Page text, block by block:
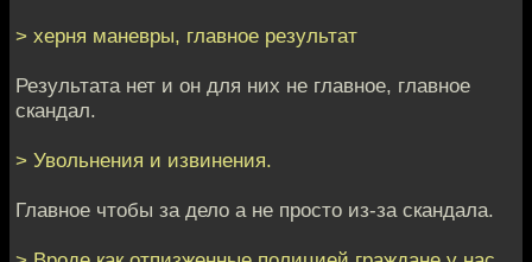
> херня маневры, главное результат
Результата нет и он для них не главное, главное
скандал.
> Увольнения и извинения.
Главное чтобы за дело а не просто из-за скандала.